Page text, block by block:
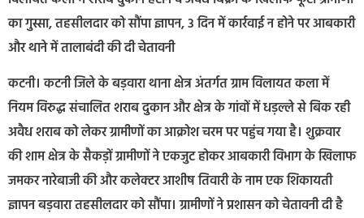
का गुस्सा, तहसीलदार को सौंपा ज्ञापन, ​3 दिन में कार्रवाई न होने पर आबकारी
और थाने में तालाबंदी की दी चेतावनी
​कटनी। कटनी जिले के बड़वारा थाना क्षेत्र अंतर्गत ग्राम विलायत कला में
नियम विरुद्ध संचालित शराब दुकान और क्षेत्र के गांवों में धड़ल्ले से बिक रही
अवैध शराब को लेकर ग्रामीणों का आक्रोश चरम पर पहुंच गया है। शुक्रवार
की शाम क्षेत्र के सैकड़ों ग्रामीणों ने एकजुट होकर आबकारी विभाग के खिलाफ
जमकर नारेबाजी की और कलेक्टर आशीष तिवारी के नाम एक शिकायती
ज्ञापन बड़वारा तहसीलदार को सौंपा। ग्रामीणों ने प्रशासन को चेतावनी दी है